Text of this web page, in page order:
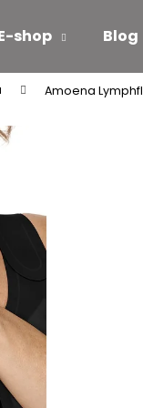
shop Blog
Amoena
Čo